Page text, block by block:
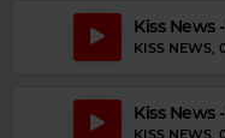
Kiss News
KISS NEWS,
Kiss News
KISS NEWS,